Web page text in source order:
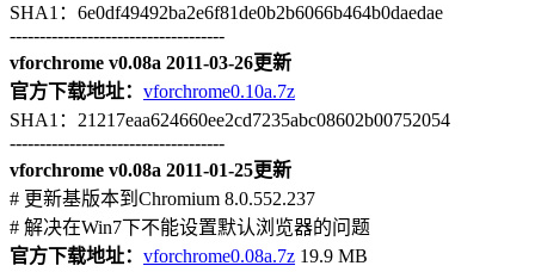
SHA1：6e0df49492ba2e6f81de0b2b6066b464b0daedae
------------------------------------
vforchrome v0.08a 2011-03-26更新
官方下载地址： vforchrome0.10a.7z
SHA1：21217eaa624660ee2cd7235abc08602b00752054
------------------------------------
vforchrome v0.08a 2011-01-25更新
# 更新基版本到Chromium 8.0.552.237
# 解决在Win7下不能设置默认浏览器的问题
官方下载地址： vforchrome0.08a.7z 19.9 MB